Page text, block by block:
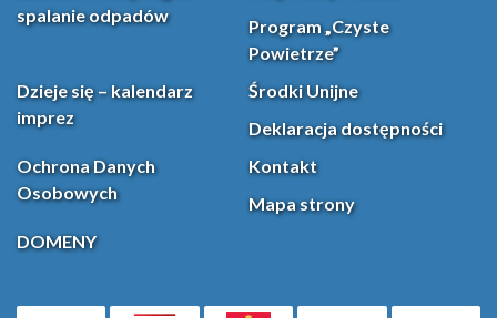
spalanie odpadów
Program „Czyste
Powietrze”
Dzieje się – kalendarz
imprez
Środki Unijne
Deklaracja dostępności
Ochrona Danych
Osobowych
Kontakt
Mapa strony
DOMENY